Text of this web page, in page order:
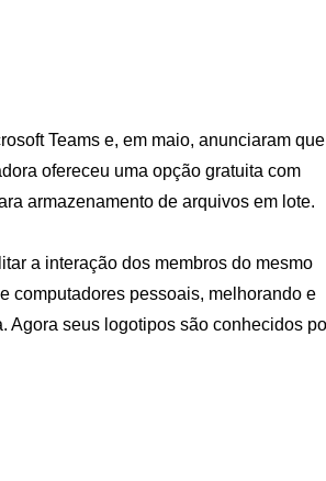
Teams e, em maio, anunciaram que
ofereceu uma opção gratuita com
armazenamento de arquivos em lote.
a interação dos membros do mesmo
computadores pessoais, melhorando e
Agora seus logotipos são conhecidos